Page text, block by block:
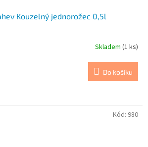
Kouzelný jednorožec 0,5l
Skladem (1 ks)
Do košíku
Kód: 980